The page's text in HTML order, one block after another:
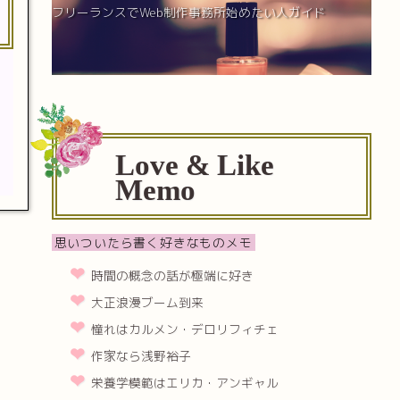
フリーランスでWeb制作事務所始めたい人ガイド
Love & Like
Memo
思いついたら書く好きなものメモ
時間の概念の話が極端に好き
大正浪漫ブーム到来
憧れはカルメン・デロリフィチェ
作家なら浅野裕子
栄養学模範はエリカ・アンギャル